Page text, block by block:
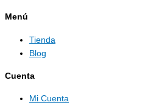
Menú
Tienda
Blog
Cuenta
Mi Cuenta